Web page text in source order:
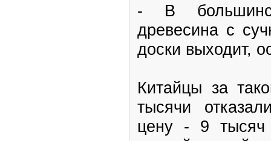
- В
древесина с
доски выходит,
Китайцы за
тысячи
цену - 9